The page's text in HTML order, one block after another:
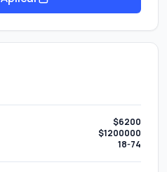
$6200
$1200000
18-74